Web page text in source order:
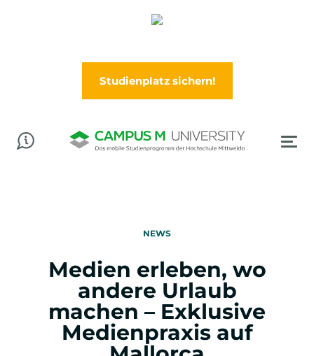
Studienplatz sichern!
NEWS
Medien erleben, wo
andere Urlaub
machen – Exklusive
Medienpraxis auf